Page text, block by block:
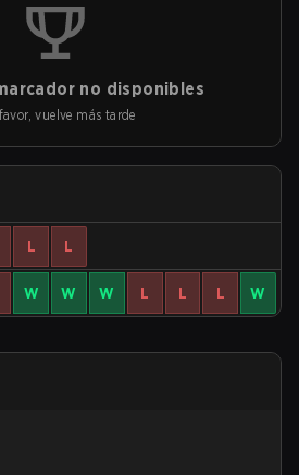
no disponibles
vuelve más tarde
L L
W W W L L L W